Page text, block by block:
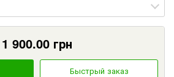
1 900.00грн
Быстрый заказ